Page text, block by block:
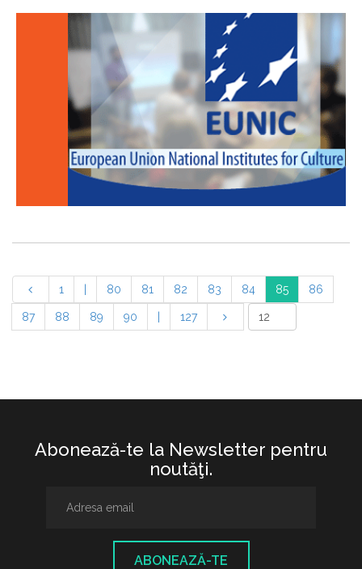
1 80 81 82 83 84 85 86
87 88 89 90 127
Abonează-te la Newsletter pentru
noutăţi.
ABONEAZĂ-TE